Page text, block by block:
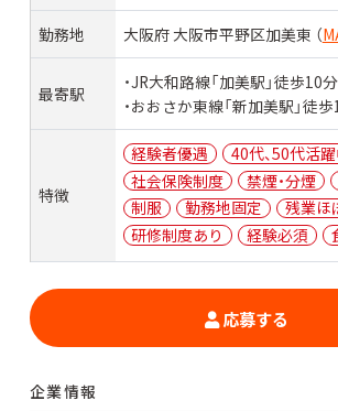
勤務地 大阪府 大阪市平野区加美東 （
最寄駅
・JR大和路線「加美駅」徒歩10分
・おおさか東線「新加美駅」徒
特徴
経験者優遇
40代、50代活
社会保険制度
禁煙・分煙
制服
勤務地固定
残業ほ
研修制度あり
経験必須
応募する
企業情報